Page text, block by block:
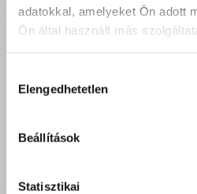
adatokkal, amelyeket Ön adott
Ön által használt más
kiválasztása
Elengedhetetlen
Beállítások
Statisztikai